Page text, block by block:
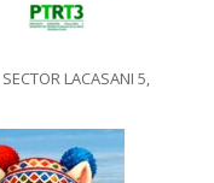
LACASANI 5,